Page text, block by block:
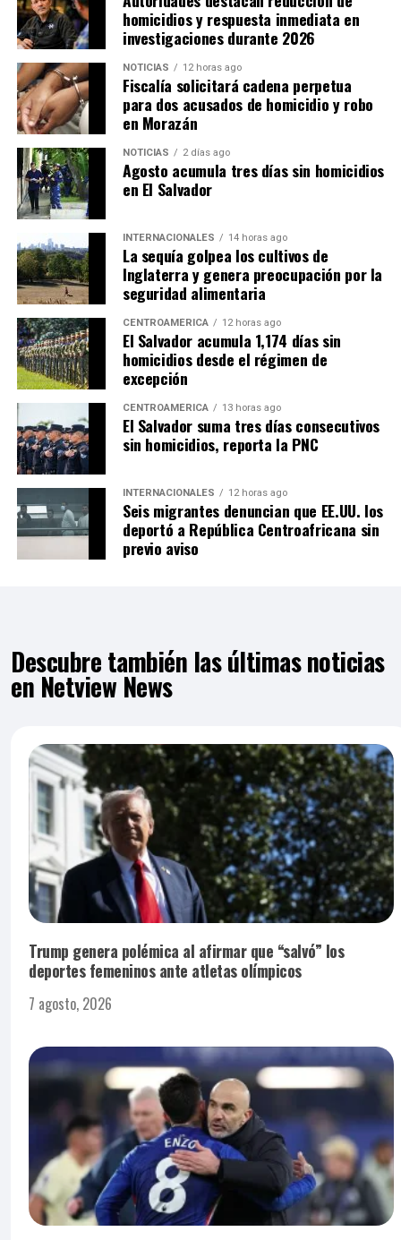
cerca de cinco puntos porcentuales en la capacidad
recaudatoria durante los últimos 15 años representaría
pérdidas cercanas a 4,500 millones de dólares anuales
para las finanzas públicas.
homicidios y respuesta inmediata en
investigaciones durante 2026
NOTICIAS 12 horas ago
Fiscalía solicitará cadena perpetua
para dos acusados de homicidio y robo
en Morazán
NOTICIAS 2 días ago
Agosto acumula tres días sin homicidios
en El Salvador
INTERNACIONALES 14 horas ago
La sequía golpea los cultivos de
Inglaterra y genera preocupación por la
seguridad alimentaria
CENTROAMÉRICA 12 horas ago
El Salvador acumula 1,174 días sin
homicidios desde el régimen de
excepción
CENTROAMÉRICA 13 horas ago
El Salvador suma tres días consecutivos
sin homicidios, reporta la PNC
INTERNACIONALES 12 horas ago
Seis migrantes denuncian que EE.UU. los
deportó a República Centroafricana sin
previo aviso
Descubre también las últimas noticias
en Netview News
Trump genera polémica al afirmar que “salvó” los
deportes femeninos ante atletas olímpicos
7 agosto, 2026